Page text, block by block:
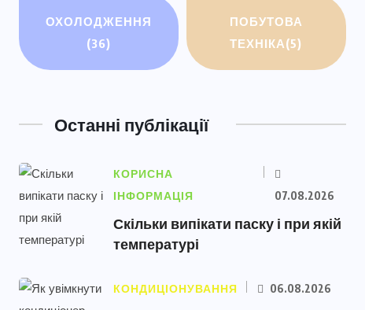
ОХОЛОДЖЕННЯ
(36)
ПОБУТОВА
ТЕХНІКА(5)
Останні публікації
КОРИСНА
ІНФОРМАЦІЯ
07.08.2026
Скільки випікати паску і при якій
температурі
КОНДИЦІОНУВАННЯ 06.08.2026